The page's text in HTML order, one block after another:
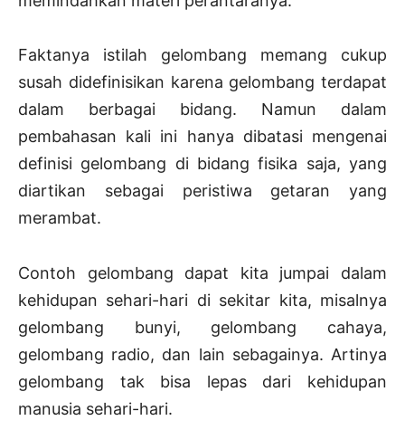
Faktanya istilah gelombang memang cukup
susah didefinisikan karena gelombang terdapat
dalam berbagai bidang. Namun dalam
pembahasan kali ini hanya dibatasi mengenai
definisi gelombang di bidang fisika saja, yang
diartikan sebagai peristiwa getaran yang
merambat.
Contoh gelombang dapat kita jumpai dalam
kehidupan sehari-hari di sekitar kita, misalnya
gelombang bunyi, gelombang cahaya,
gelombang radio, dan lain sebagainya. Artinya
gelombang tak bisa lepas dari kehidupan
manusia sehari-hari.